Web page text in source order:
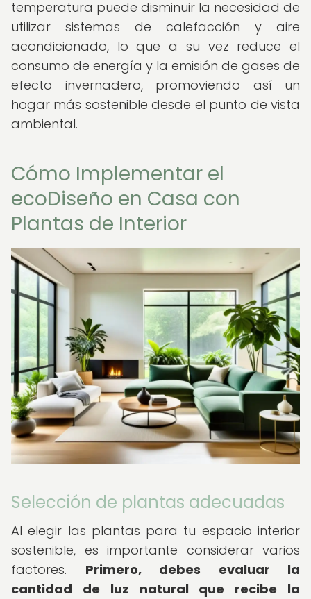
temperatura puede disminuir la necesidad de
utilizar sistemas de calefacción y aire
acondicionado, lo que a su vez reduce el
consumo de energía y la emisión de gases de
efecto invernadero, promoviendo así un
hogar más sostenible desde el punto de vista
ambiental.
Cómo Implementar el
ecoDiseño en Casa con
Plantas de Interior
Selección de plantas adecuadas
Al elegir las plantas para tu espacio interior
sostenible, es importante considerar varios
factores. Primero, debes evaluar la
cantidad de luz natural que recibe la